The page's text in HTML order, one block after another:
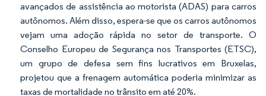
avançados de assistência ao motorista (ADAS) para carros
autônomos. Além disso, espera-se que os carros autônomos
vejam uma adoção rápida no setor de transporte. O
Conselho Europeu de Segurança nos Transportes (ETSC),
um grupo de defesa sem fins lucrativos em Bruxelas,
projetou que a frenagem automática poderia minimizar as
taxas de mortalidade no trânsito em até 20%.